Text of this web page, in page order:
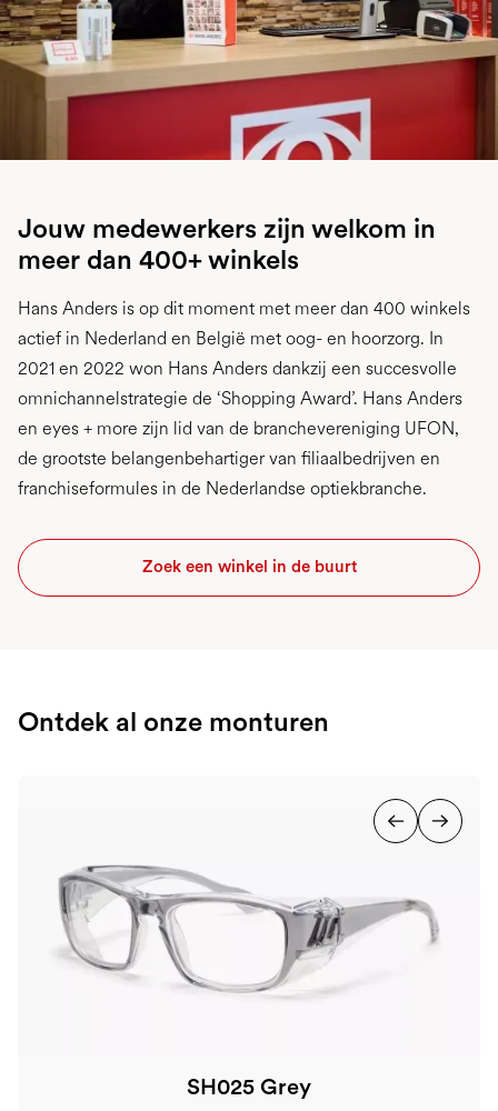
Jouw medewerkers zijn welkom in
meer dan 400+ winkels
Hans Anders is op dit moment met meer dan 400 winkels
actief in Nederland en België met oog- en hoorzorg. In
2021 en 2022 won Hans Anders dankzij een succesvolle
omnichannelstrategie de ‘Shopping Award’. Hans Anders
en eyes + more zijn lid van de branchevereniging UFON,
de grootste belangenbehartiger van filiaalbedrijven en
franchiseformules in de Nederlandse optiekbranche.
Zoek een winkel in de buurt
Ontdek al onze monturen
SH025 Grey